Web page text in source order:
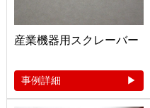
産業機器用スクレーバー
事例詳細